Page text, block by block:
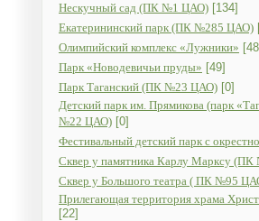
Нескучный сад (ПК №1 ЦАО) [134]
Екатерининский парк (ПК №285 ЦАО)
Олимпийский комплекс «Лужники»
Парк «Новодевичьи пруды» [49]
Парк Таганский (ПК №23 ЦАО) [0]
Детский парк им. Прямикова (парк
№22 ЦАО) [0]
Фестивальный детский парк с
Сквер у памятника Карлу Марксу
Сквер у Большого театра ( ПК №95
Прилегающая территория храма
[22]